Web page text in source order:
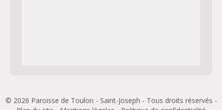
© 2026 Paroisse de Toulon - Saint-Joseph - Tous droits réservés -